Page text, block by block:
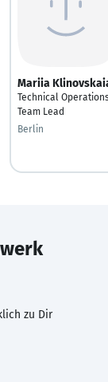
Mariia
Technical
Team Lead
Berlin
zu Dir